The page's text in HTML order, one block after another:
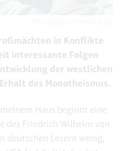
in Konflikte
interessante Folgen
der westlichen
des Monotheismus.
Haus beginnt eine
des Friedrich Wilhelm von
deutschen Lesern wenig,